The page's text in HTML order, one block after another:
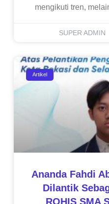
mengikuti tren,
SUPER ADMIN
Artikel
Ananda Fahdi
Dilantik
ROHIS SMA